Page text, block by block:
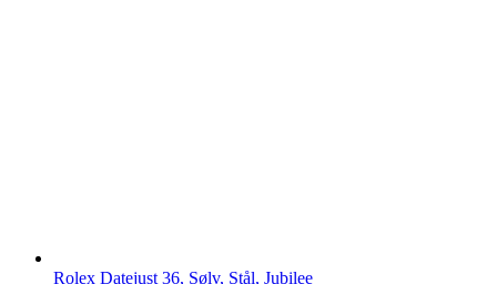
Rolex Datejust 36, Sølv, Stål, Jubilee